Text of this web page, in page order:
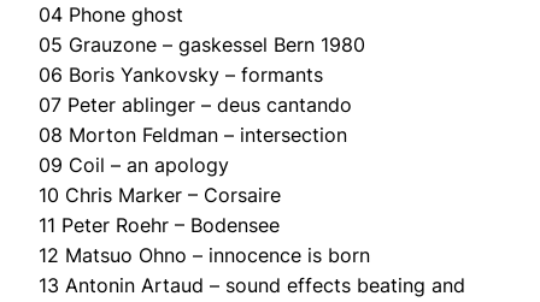
04 Phone ghost
05 Grauzone – gaskessel Bern 1980
06 Boris Yankovsky – formants
07 Peter ablinger – deus cantando
08 Morton Feldman – intersection
09 Coil – an apology
10 Chris Marker – Corsaire
11 Peter Roehr – Bodensee
12 Matsuo Ohno – innocence is born
13 Antonin Artaud – sound effects beating and